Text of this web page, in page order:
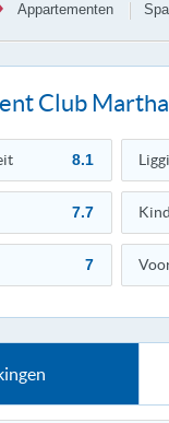
Appartementen
Club
8.1
7.7
7